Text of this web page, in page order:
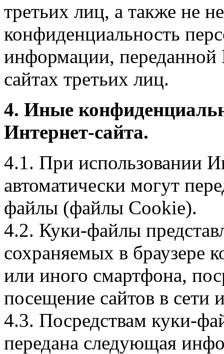
третьих лиц, а также не
конфиденциальность
информации, переданной
сайтах третьих лиц.
4. Иные
Интернет-сайта.
4.1. При использовании
автоматически могут
файлы (файлы Cookie).
4.2. Куки-файлы
сохраняемых в браузере
или иного смартфона,
посещение сайтов в сети
4.3. Посредствам куки-
передана следующая